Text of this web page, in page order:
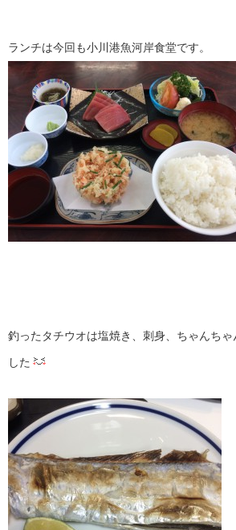
ランチは今回も小川港魚河岸食堂です。
釣ったタチウオは塩焼き、刺身、ちゃんちゃ
した